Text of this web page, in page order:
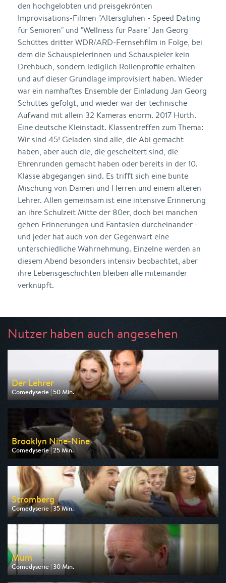
den hochgelobten und preisgekrönten
Improvisations-Filmen "Altersglühen - Speed Dating
für Senioren" und "Wellness für Paare" Jan Georg
Schüttes dritter WDR/ARD-Fernsehfilm in Folge, bei
dem die Schauspielerinnen und Schauspieler kein
Drehbuch, sondern lediglich Rollenprofile erhalten
und auf dieser Grundlage improvisiert haben. Wieder
war ein namhaftes Ensemble der Einladung Jan Georg
Schüttes gefolgt, und wieder war der technische
Aufwand mit allein 32 Kameras enorm. 2017 Hürth.
Eine deutsche Kleinstadt. Klassentreffen zum Thema:
Wir sind 45! Geladen sind alle, die Abi gemacht
haben, aber auch die, die gescheitert sind, die
Ehrenrunden gemacht haben oder bereits in der 10.
Klasse abgegangen sind. Es trifft sich eine bunte
Mischung von Damen und Herren und einem älteren
Lehrer. Allen gemeinsam ist eine intensive Erinnerung
an ihre Schulzeit Mitte der 80er, doch bei manchen
gehen Erinnerungen und Fantasien durcheinander -
und jeder hat auch von der Gegenwart eine
unterschiedliche Wahrnehmung. Einzelne werden an
diesem Abend besonders intensiv beobachtet, aber
ihre Lebensgeschichten bleiben alle miteinander
verknüpft.
Nutzer haben auch angesehen
Der Lehrer
Comedyserie | 50 Min.
Ausgestrahlt von RTLup
am 07.08.2026, 20:15
Brooklyn Nine-Nine
Comedyserie | 25 Min.
Ausgestrahlt von Pro 7 Maxx
am 08.08.2026, 20:15
Stromberg
Comedyserie | 35 Min.
Ausgestrahlt von Sport 1
am 09.08.2026, 20:15
Mum
Comedyserie | 30 Min.
Ausgestrahlt von arte